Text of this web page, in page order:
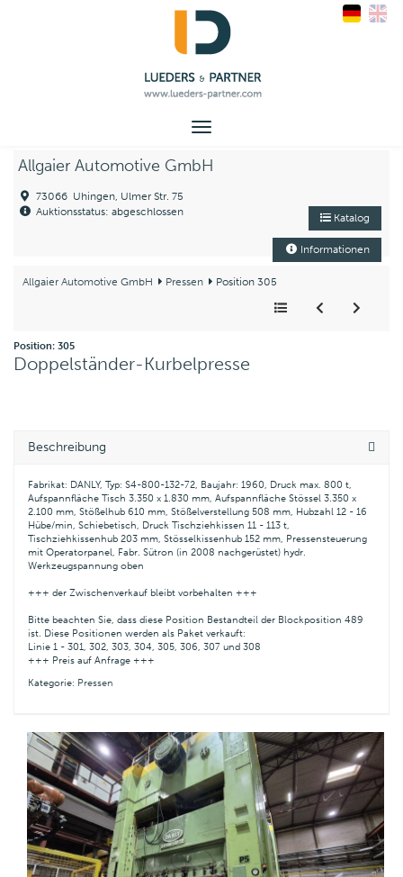
Toggle
Allgaier Automotive GmbH
73066 Uhingen, Ulmer Str. 75
Auktionsstatus: abgeschlossen
Katalog
Informationen
Allgaier Automotive GmbH Pressen Position 305
Position: 305
Doppelständer-Kurbelpresse
Beschreibung
Fabrikat: DANLY, Typ: S4-800-132-72, Baujahr: 1960, Druck max. 800 t,
Aufspannfläche Tisch 3.350 x 1.830 mm, Aufspannfläche Stössel 3.350 x
2.100 mm, Stößelhub 610 mm, Stößelverstellung 508 mm, Hubzahl 12 - 16
Hübe/min, Schiebetisch, Druck Tischziehkissen 11 - 113 t,
Tischziehkissenhub 203 mm, Stösselkissenhub 152 mm, Pressensteuerung
mit Operatorpanel, Fabr. Sütron (in 2008 nachgerüstet) hydr.
Werkzeugspannung oben
+++ der Zwischenverkauf bleibt vorbehalten +++
Bitte beachten Sie, dass diese Position Bestandteil der Blockposition 489
ist. Diese Positionen werden als Paket verkauft:
Linie 1 - 301, 302, 303, 304, 305, 306, 307 und 308
+++ Preis auf Anfrage +++
Kategorie: Pressen